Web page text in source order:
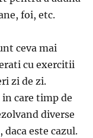
foi, etc.
ceva mai
cu exercitii
zi de zi.
care timp de
diverse
este cazul.